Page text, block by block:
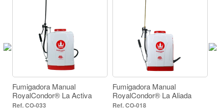
Fumigadora Manual
RoyalCondor® La Activa
CO-033
Fumigadora Manual
RoyalCondor® La Aliada
CO-018